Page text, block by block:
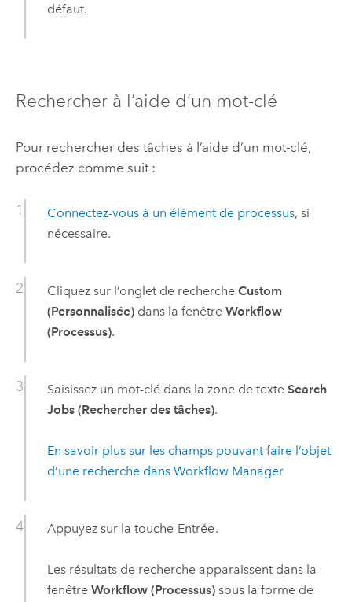
défaut.
Rechercher à l’aide d’un mot-clé
Pour rechercher des tâches à l’aide d’un mot-clé,
procédez comme suit :
Connectez-vous à un élément de processus, si
nécessaire.
Cliquez sur l’onglet de recherche Custom
(Personnalisée)dans la fenêtre Workflow
(Processus).
Saisissez un mot-clé dans la zone de texte Search
Jobs (Rechercher des tâches).
En savoir plus sur les champs pouvant faire l’objet
d’une recherche dans Workflow Manager
Appuyez sur la touche Entrée.
Les résultats de recherche apparaissent dans la
fenêtre Workflow (Processus)sous la forme de